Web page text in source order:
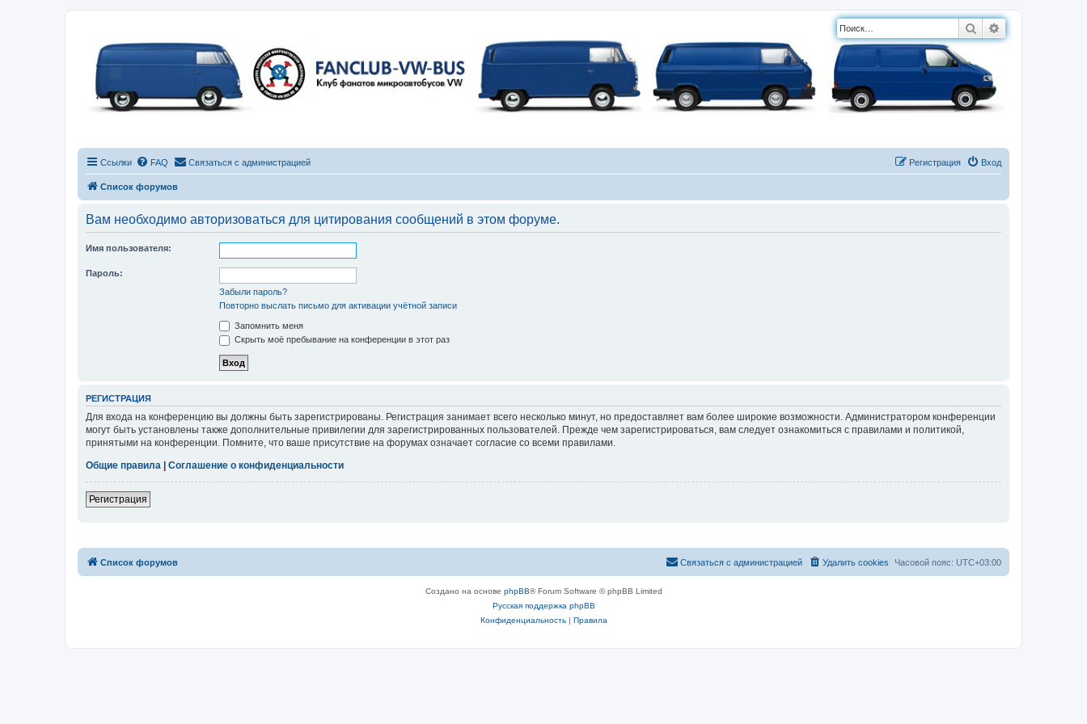
Поиск
Ссылки FAQ Связаться с администрацией Вход
Регистрация
Список форумов
Вам необходимо авторизоваться для цитирования сообщений в этом форуме.
Имя пользователя:
Пароль:
Забыли пароль?
Повторно выслать письмо для активации учётной записи
Запомнить меня
Скрыть моё пребывание на конференции в этот раз
РЕГИСТРАЦИЯ
Для входа на конференцию вы должны быть зарегистрированы. Регистрация занимает всего несколько минут, но предоставляет вам более широкие возможности. Администратором конференции
могут быть установлены также дополнительные привилегии для зарегистрированных пользователей. Прежде чем зарегистрироваться, вам следует ознакомиться с правилами и политикой,
принятыми на конференции. Помните, что ваше присутствие на форумах означает согласие со всеми правилами.
Общие правила
Соглашение о конфиденциальности
Регистрация
Список форумов Часовой пояс: UTC+03:00
Удалить cookies
Связаться с администрацией
Создано на основе phpBB® Forum Software © phpBB Limited
Русская поддержка phpBB
Конфиденциальность| Правила